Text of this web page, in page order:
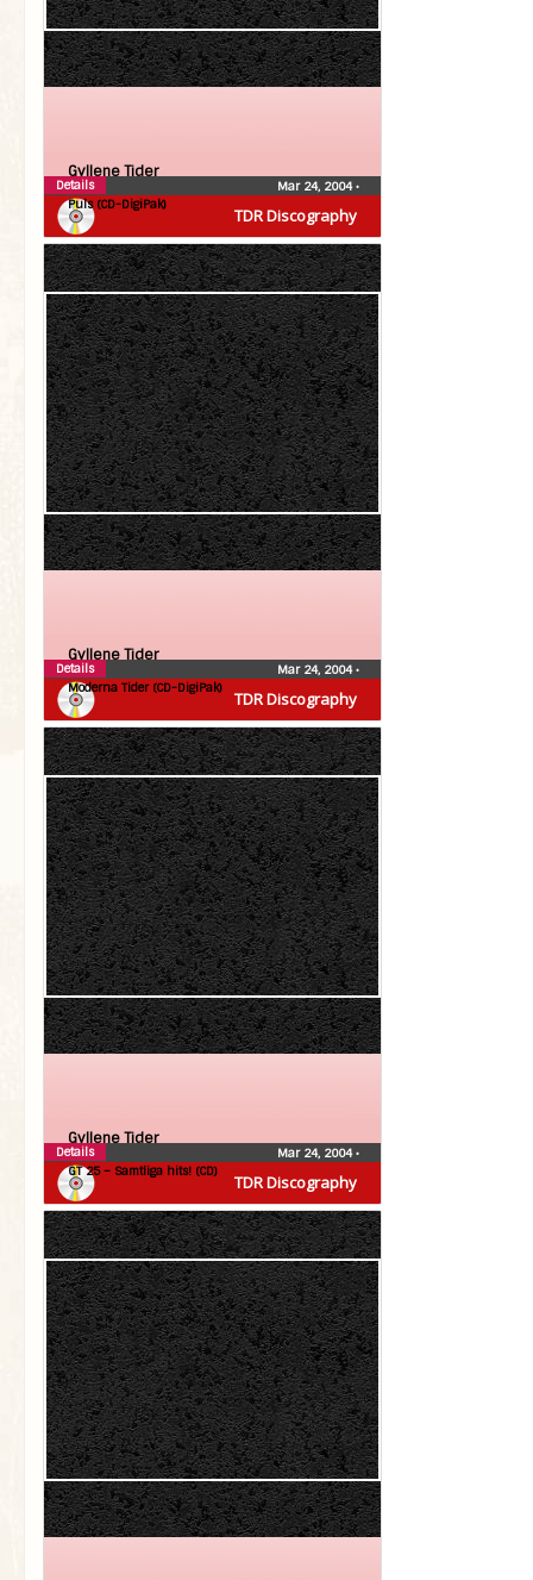
TDR Discography
Gyllene Tider
Puls (CD-DigiPak)
Mar 24, 2004•
Details
TDR Discography
Gyllene Tider
Moderna Tider (CD-DigiPak)
Mar 24, 2004•
Details
TDR Discography
Gyllene Tider
GT 25 – Samtliga hits! (CD)
Mar 24, 2004•
Details